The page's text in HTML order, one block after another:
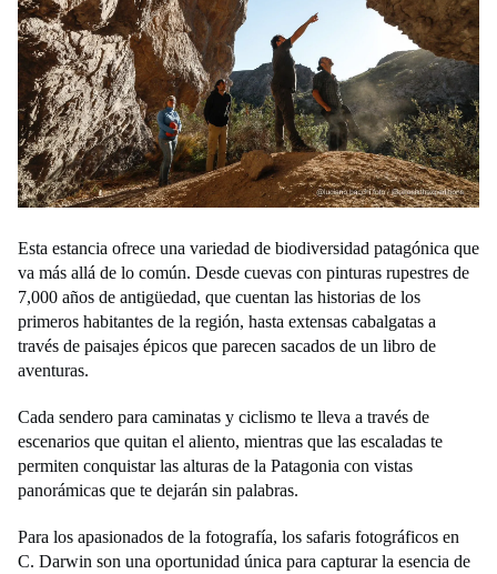
Esta estancia ofrece una variedad de biodiversidad patagónica que
va más allá de lo común. Desde cuevas con pinturas rupestres de
7,000 años de antigüedad, que cuentan las historias de los
primeros habitantes de la región, hasta extensas cabalgatas a
través de paisajes épicos que parecen sacados de un libro de
aventuras.
Cada sendero para caminatas y ciclismo te lleva a través de
escenarios que quitan el aliento, mientras que las escaladas te
permiten conquistar las alturas de la Patagonia con vistas
panorámicas que te dejarán sin palabras.
Para los apasionados de la fotografía, los safaris fotográficos en
C. Darwin son una oportunidad única para capturar la esencia de